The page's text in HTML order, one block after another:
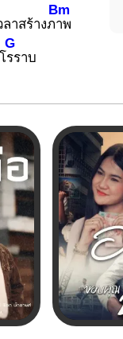
ลาสร้างภ
Bm
าพ
G
รราบ